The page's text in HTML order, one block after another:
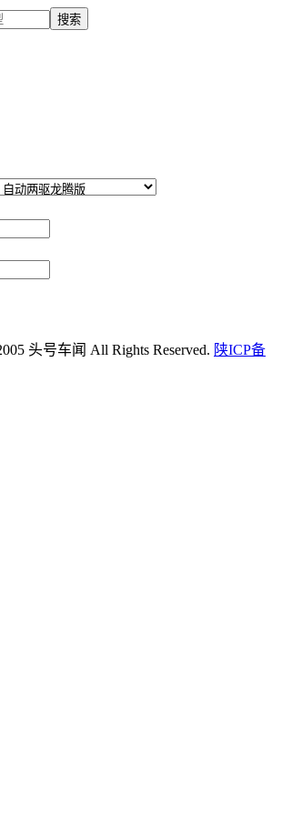
搜索
头号车闻 All Rights Reserved. 陕ICP备